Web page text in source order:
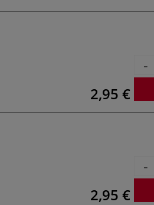
2,95 €
-
2,95 €
-